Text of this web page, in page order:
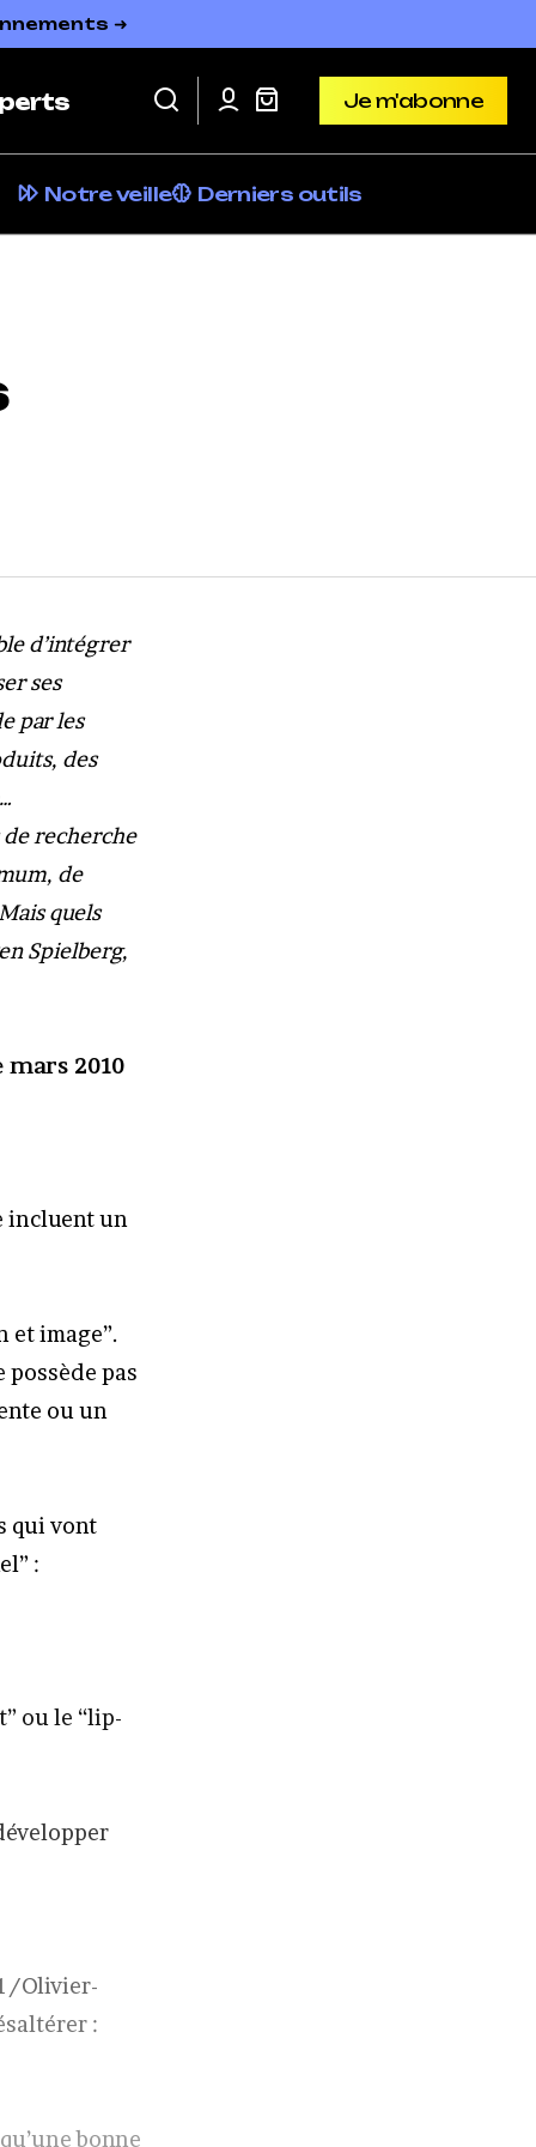
➜
Je m'abonne
Notre veille Derniers outils
d’intégrer
ses
par les
des
recherche
de
quels
Spielberg,
2010
incluent un
et image”.
possède pas
ou un
qui vont
:
ou le “lip-
Olivier-
:
bonne